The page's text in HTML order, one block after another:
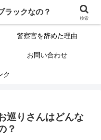
サイトマップ（記事一覧）
警察官を辞めた理由
お問い合わせ
ク
巡りさんはどんな
？
ラックなの？
検索